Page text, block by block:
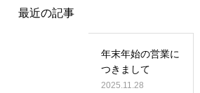
最近の記事
年末年始の営業に
つきまして
2025.11.28